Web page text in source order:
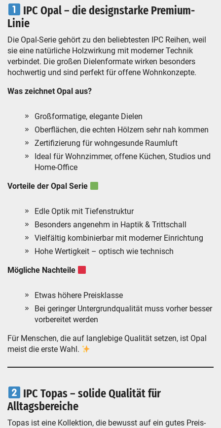
IPC Opal – die designstarke Premium-
Linie
Die Opal-Serie gehört zu den beliebtesten IPC Reihen, weil
sie eine natürliche Holzwirkung mit moderner Technik
verbindet. Die großen Dielenformate wirken besonders
hochwertig und sind perfekt für offene Wohnkonzepte.
Was zeichnet Opal aus?
Großformatige, elegante Dielen
Oberflächen, die echten Hölzern sehr nah kommen
Zertifizierung für wohngesunde Raumluft
Ideal für Wohnzimmer, offene Küchen, Studios und
Home-Office
Vorteile der Opal Serie
Edle Optik mit Tiefenstruktur
Besonders angenehm in Haptik & Trittschall
Vielfältig kombinierbar mit moderner Einrichtung
Hohe Wertigkeit – optisch wie technisch
Mögliche Nachteile
Etwas höhere Preisklasse
Bei geringer Untergrundqualität muss vorher besser
vorbereitet werden
Für Menschen, die auf langlebige Qualität setzen, ist Opal
meist die erste Wahl.
IPC Topas – solide Qualität für
Alltagsbereiche
Topas ist eine Kollektion, die bewusst auf ein gutes Preis-